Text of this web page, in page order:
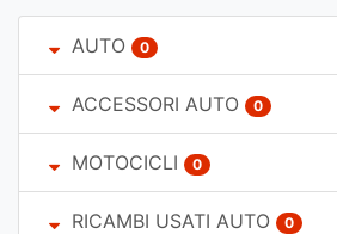
AUTO 0
ACCESSORI AUTO 0
MOTOCICLI 0
RICAMBI USATI AUTO 0